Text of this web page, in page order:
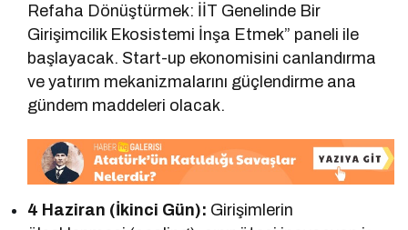
Refaha Dönüştürmek: İİT Genelinde Bir
Girişimcilik Ekosistemi İnşa Etmek” paneli ile
başlayacak. Start-up ekonomisini canlandırma
ve yatırım mekanizmalarını güçlendirme ana
gündem maddeleri olacak.
4 Haziran (İkinci Gün): Girişimlerin